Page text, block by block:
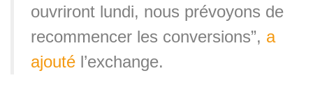
ouvriront lundi, nous prévoyons de
recommencer les conversions”, a
ajouté l’exchange.